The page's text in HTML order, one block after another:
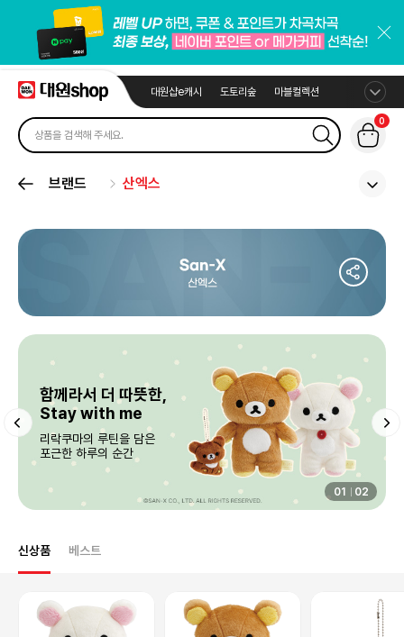
대원샵e캐시 도토리숲 마블컬렉션
0
브랜드 산엑스
하루종일 함께하는
리락쿠마 데이
아침부터 저녁까지
02 02
신상품 베스트